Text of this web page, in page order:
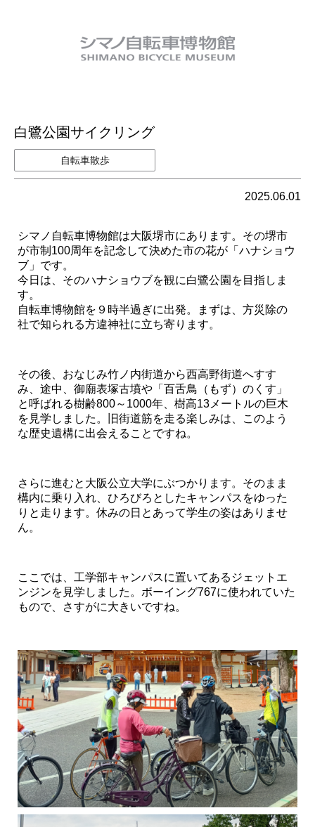
白鷺公園サイクリング
自転車散歩
2025.06.01
シマノ自転車博物館は大阪堺市にあります。その堺市
が市制100周年を記念して決めた市の花が「ハナショウ
ブ」です。
今日は、そのハナショウブを観に白鷺公園を目指しま
す。
自転車博物館を９時半過ぎに出発。まずは、方災除の
社で知られる方違神社に立ち寄ります。
その後、おなじみ竹ノ内街道から西高野街道へすす
み、途中、御廟表塚古墳や「百舌鳥（もず）のくす」
と呼ばれる樹齢800～1000年、樹高13メートルの巨木
を見学しました。旧街道筋を走る楽しみは、このよう
な歴史遺構に出会えることですね。
さらに進むと大阪公立大学にぶつかります。そのまま
構内に乗り入れ、ひろびろとしたキャンパスをゆった
りと走ります。休みの日とあって学生の姿はありませ
ん。
ここでは、工学部キャンパスに置いてあるジェットエ
ンジンを見学しました。ボーイング767に使われていた
もので、さすがに大きいですね。